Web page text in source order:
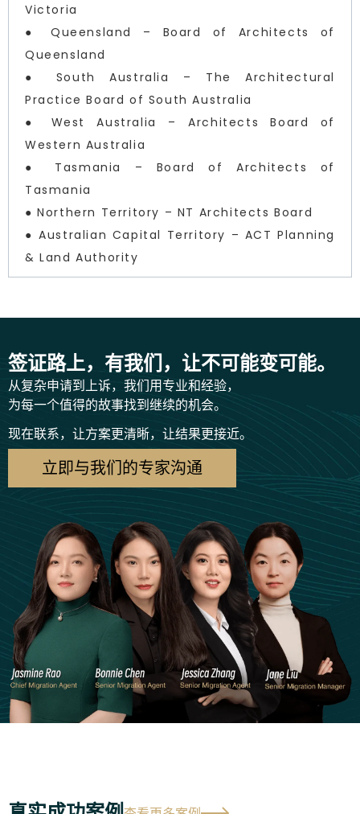
Victoria
● Queensland – Board of Architects of
Queensland
● South Australia – The Architectural
Practice Board of South Australia
● West Australia – Architects Board of
Western Australia
● Tasmania – Board of Architects of
Tasmania
● Northern Territory – NT Architects Board
● Australian Capital Territory – ACT Planning
& Land Authority
签证路上，有我们，让不可能变可能。
从复杂申请到上诉，我们用专业和经验，
为每一个值得的故事找到继续的机会。
现在联系，让方案更清晰，让结果更接近。
立即与我们的专家沟通